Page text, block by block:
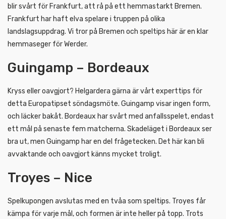
blir svårt för Frankfurt, att rå på ett hemmastarkt Bremen.
Frankfurt har haft elva spelare i truppen på olika
landslagsuppdrag. Vi tror på Bremen och speltips här är en klar
hemmaseger för Werder.
Guingamp – Bordeaux
Kryss eller oavgjort? Helgardera gärna är vårt experttips för
detta Europatipset söndagsmöte. Guingamp visar ingen form,
och läcker bakåt. Bordeaux har svårt med anfallsspelet, endast
ett mål på senaste fem matcherna. Skadeläget i Bordeaux ser
bra ut, men Guingamp har en del frågetecken. Det här kan bli
avvaktande och oavgjort känns mycket troligt.
Troyes – Nice
Spelkupongen avslutas med en tvåa som speltips. Troyes får
kämpa för varje mål, och formen är inte heller på topp. Trots